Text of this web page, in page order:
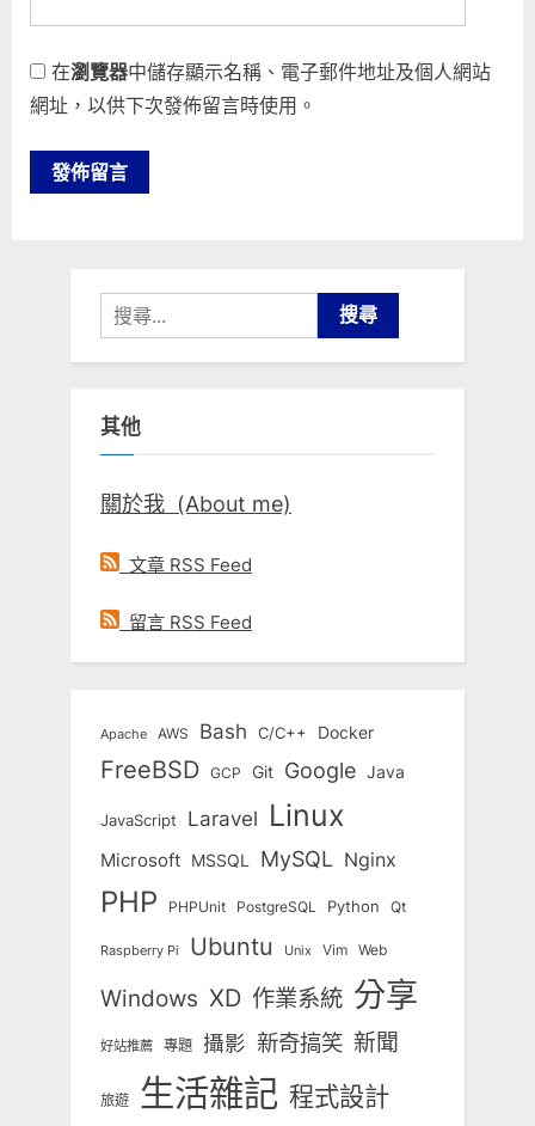
在瀏覽器中儲存顯示名稱、電子郵件地址及個人網站
網址，以供下次發佈留言時使用。
搜
尋
關
字:
其他
關於我 (About me)
文章 RSS Feed
留言 RSS Feed
Apache AWS Bash C/C++ Docker
FreeBSD GCP Git Google Java
JavaScript Laravel Linux
Microsoft MSSQL MySQL Nginx
PHP PHPUnit PostgreSQL Python Qt
Raspberry Pi Ubuntu Unix Vim Web
Windows XD 作業系統 分享
好站推薦 專題 攝影 新奇搞笑 新聞
旅遊 生活雜記 程式設計